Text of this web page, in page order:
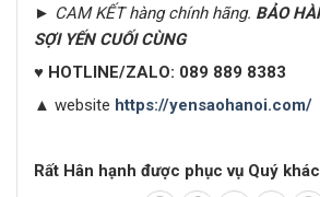
► CAM KẾT hàng chính hãng. BẢO
SỢI YẾN CUỐI CÙNG
♥ HOTLINE/ZALO: 089 889 8383
▲ website https://yensaohanoi.com/
Rất Hân hạnh được phục vụ Quý